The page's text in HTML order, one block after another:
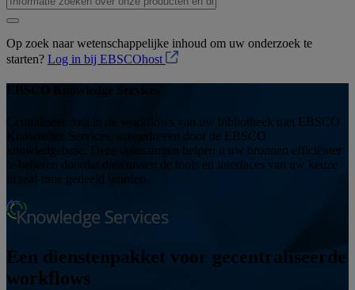
Op zoek naar wetenschappelijke inhoud om uw onderzoek te
starten? Log in bij EBSCOhost
EBSCO Knowledge Services
Centraliseer data in de workflows van uw bibliotheek met EBSCO
Knowledge Services, aangedreven door de EBSCO
knowledgebase. Deze oplossingen helpen u uw bronnen efficiënter
te beheren doordat data tussen de tools en interfaces van uw keuze
in real-time gedeeld worden.
Een dienstenpakket voor gecentraliseerde
workflows